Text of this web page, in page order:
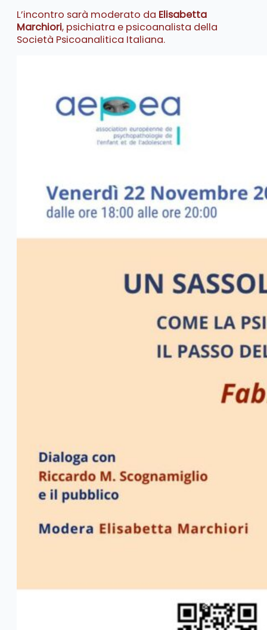
L’incontro sarà moderato da Elisabetta
Marchiori, psichiatra e psicoanalista della
Società Psicoanalitica Italiana.